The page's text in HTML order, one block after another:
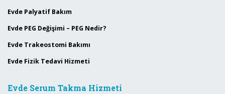
Evde Palyatif Bakım
Evde PEG Değişimi – PEG Nedir?
Evde Trakeostomi Bakımı
Evde Fizik Tedavi Hizmeti
Evde Serum Takma Hizmeti